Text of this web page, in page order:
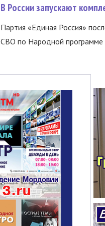
В России запускают
Партия «Единая Россия»
СВО по Народной программе